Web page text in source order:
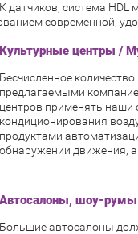
датчиков, система
современной,
Культурные центры /
Бесчисленное
предлагаемыми
центров применять наши
кондиционирования
продуктами
обнаружении движения,
Автосалоны, шоу-румы
Большие автосалоны